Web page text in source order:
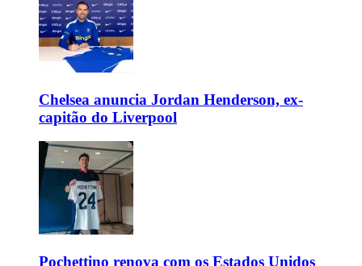
Chelsea anuncia Jordan Henderson, ex-
capitão do Liverpool
Pochettino renova com os Estados Unidos